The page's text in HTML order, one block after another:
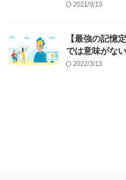
2021/9/13
【最強の記憶
では意味がな
2022/3/13